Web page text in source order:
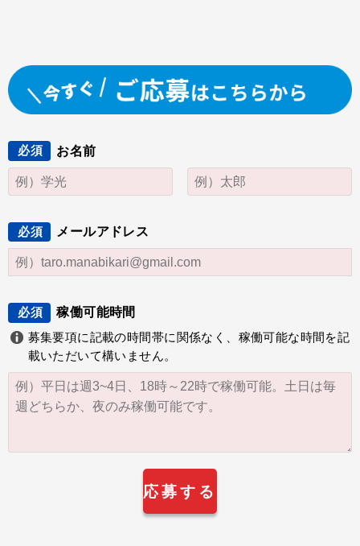
必須 お名前
必須 メールアドレス
必須 稼働可能時間
募集要項に記載の時間帯に関係なく、稼働可能な時間を記
載いただいて構いません。